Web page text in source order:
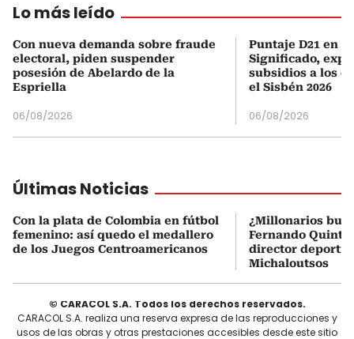
Lo más leído
Con nueva demanda sobre fraude
electoral, piden suspender
posesión de Abelardo de la
Espriella
06/08/2026
Puntaje D21 en
Significado,
subsidios a los
el Sisbén 2026
06/08/2026
Últimas Noticias
Con la plata de Colombia en fútbol
femenino: así quedo el medallero
de los Juegos Centroamericanos
¿Millonarios
Fernando
director
Michaloutsos
© CARACOL S.A. Todos los derechos reservados.
CARACOL S.A. realiza una reserva expresa de las reproducciones y
usos de las obras y otras prestaciones accesibles desde este sitio